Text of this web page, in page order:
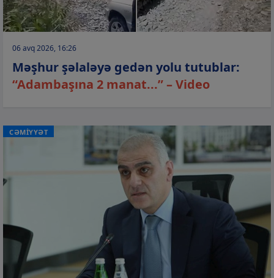
06 avq 2026, 16:26
Məşhur şəlaləyə gedən yolu tutublar:
“Adambaşına 2 manat...” – Video
CƏMİYYƏT